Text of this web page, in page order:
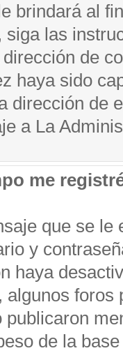
brindará al
siga las
de
haya sido
dirección de
a La
me
que se
y
haya
algunos
publicaron
de la